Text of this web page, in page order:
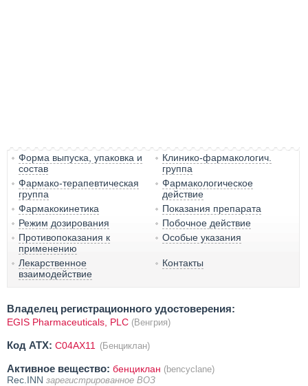
Форма выпуска, упаковка и
состав
Клинико-фармакологич.
группа
Фармако-терапевтическая
группа
Фармакологическое
действие
Фармакокинетика
Показания препарата
Режим дозирования
Побочное действие
Противопоказания к
применению
Особые указания
Лекарственное
взаимодействие
Контакты
Владелец регистрационного удостоверения:
EGIS Pharmaceuticals, PLC (Венгрия)
Код ATX: C04AX11 (Бенциклан)
Активное вещество: бенциклан (bencyclane)
Rec.INN зарегистрированное ВОЗ